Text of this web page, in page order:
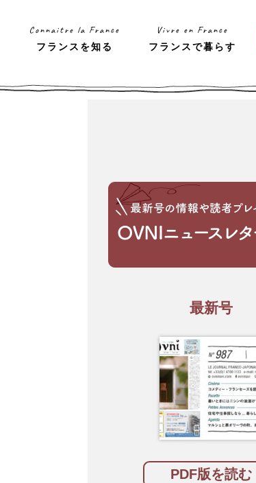
Connaitre la France
フランスを知る
Vivre en France
フランスで暮らす
最新号
PDF版を読む